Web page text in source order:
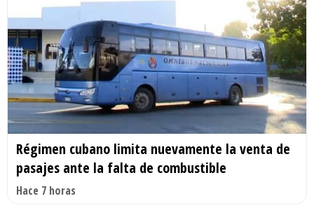
Régimen cubano limita nuevamente la venta de
pasajes ante la falta de combustible
Hace 7 horas